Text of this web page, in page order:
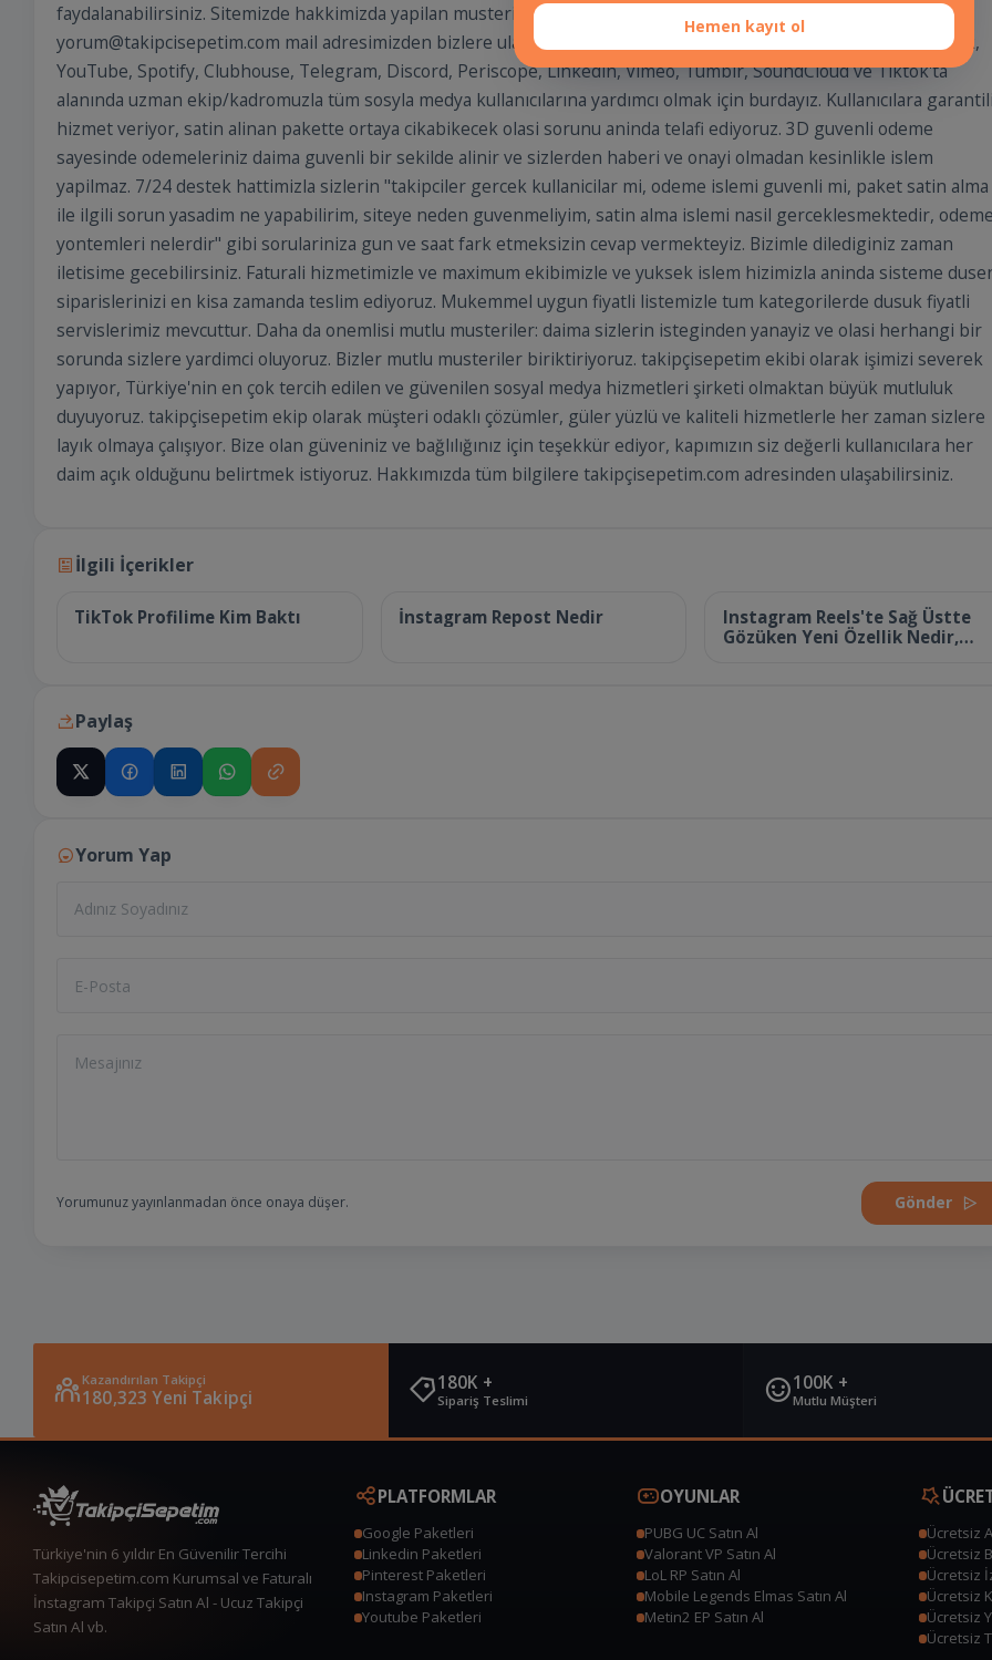
faydalanabilirsiniz. Sitemizde hakkimizda yapilan musteri yorumlarina ulasabilir, yorumlarinizi
yorum@takipcisepetim.com mail adresimizden bizlere ulaşabilirsiniz. Sizlere Twitch, Twitter, Instagram, Facebook,
YouTube, Spotify, Clubhouse, Telegram, Discord, Periscope, Linkedin, Vimeo, Tumblr, SoundCloud ve Tiktok'ta
alanında uzman ekip/kadromuzla tüm sosyla medya kullanıcılarına yardımcı olmak için burdayız. Kullanıcılara
hizmet veriyor, satin alinan pakette ortaya cikabikecek olasi sorunu aninda telafi ediyoruz. 3D guvenli odeme
sayesinde odemeleriniz daima guvenli bir sekilde alinir ve sizlerden haberi ve onayi olmadan kesinlikle islem
yapilmaz. 7/24 destek hattimizla sizlerin "takipciler gercek kullanicilar mi, odeme islemi guvenli mi, paket satin alma
ile ilgili sorun yasadim ne yapabilirim, siteye neden guvenmeliyim, satin alma islemi nasil gerceklesmektedir,
yontemleri nelerdir" gibi sorulariniza gun ve saat fark etmeksizin cevap vermekteyiz. Bizimle dilediginiz zaman
iletisime gecebilirsiniz. Faturali hizmetimizle ve maximum ekibimizle ve yuksek islem hizimizla aninda sisteme
siparislerinizi en kisa zamanda teslim ediyoruz. Mukemmel uygun fiyatli listemizle tum kategorilerde dusuk fiyatli
servislerimiz mevcuttur. Daha da onemlisi mutlu musteriler: daima sizlerin isteginden yanayiz ve olasi herhangi bir
sorunda sizlere yardimci oluyoruz. Bizler mutlu musteriler biriktiriyoruz. takipçisepetim ekibi olarak işimizi severek
yapıyor, Türkiye'nin en çok tercih edilen ve güvenilen sosyal medya hizmetleri şirketi olmaktan büyük mutluluk
duyuyoruz. takipçisepetim ekip olarak müşteri odaklı çözümler, güler yüzlü ve kaliteli hizmetlerle her zaman sizlere
layık olmaya çalışıyor. Bize olan güveniniz ve bağlılığınız için teşekkür ediyor, kapımızın siz değerli kullanıcılara her
daim açık olduğunu belirtmek istiyoruz. Hakkımızda tüm bilgilere takipçisepetim.com adresinden ulaşabilirsiniz.
İlgili İçerikler
31 Temmuz 2025
TikTok Profilime Kim Baktı İnstagram Repost Nedir
Instagram Reels'te Sağ Üstte
Gözüken Yeni Özellik Nedir,
Paylaş
Yorum Yap
Yorumunuz yayınlanmadan önce onaya düşer. Gönder
Kazandırılan Takipçi
180,323 Yeni Takipçi
180K +
Sipariş Teslimi
100K +
Mutlu Müşteri
Türkiye'nin 6 yıldır En Güvenilir Tercihi
Takipcisepetim.com Kurumsal ve Faturalı
İnstagram Takipçi Satın Al - Ucuz Takipçi
Satın Al vb.
PLATFORMLAR
Google Paketleri
Linkedin Paketleri
Pinterest Paketleri
Instagram Paketleri
Youtube Paketleri
OYUNLAR
PUBG UC Satın Al
Valorant VP Satın Al
LoL RP Satın Al
Mobile Legends Elmas Satın Al
Metin2 EP Satın Al
Ücretsiz
Ücretsiz
Ücretsiz
Ücretsiz
Ücretsiz
Ücretsiz
Hemen kayıt ol